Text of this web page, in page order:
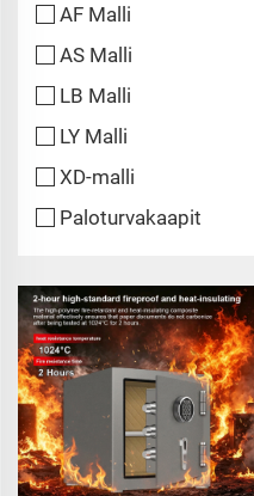
AF Malli
AS Malli
LB Malli
LY Malli
XD-malli
Paloturvakaapit